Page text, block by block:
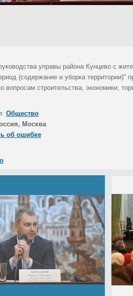
управы района Кунцево с
(содержание и уборка
вопросам строительства, экономики,
Общество
Москва
об ошибке